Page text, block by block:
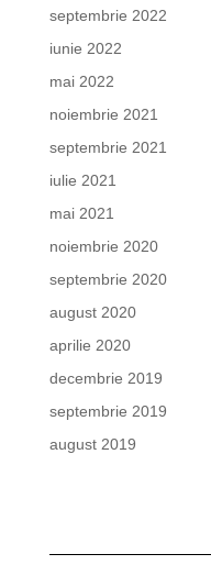
septembrie 2022
iunie 2022
mai 2022
noiembrie 2021
septembrie 2021
iulie 2021
mai 2021
noiembrie 2020
septembrie 2020
august 2020
aprilie 2020
decembrie 2019
septembrie 2019
august 2019